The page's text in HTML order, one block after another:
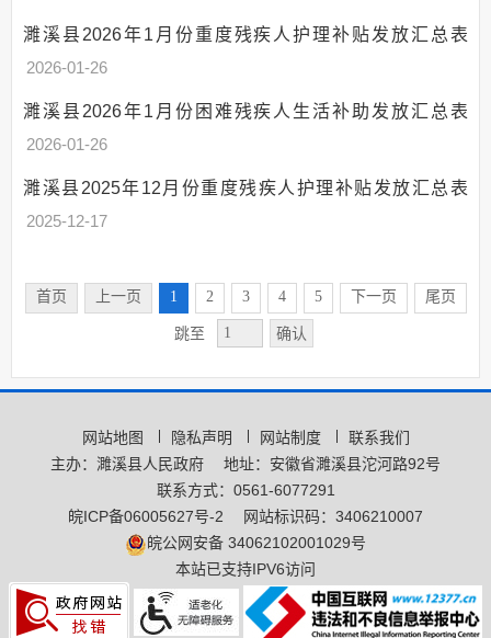
展规划
社会公益事业建设
濉溪县2026年1月份重度残疾人护理补贴发放汇总表
2026-01-26
濉溪县2026年1月份困难残疾人生活补助发放汇总表
2026-01-26
濉溪县2025年12月份重度残疾人护理补贴发放汇总表
2025-12-17
首页 上一页 1 2 3 4 5 下一页 尾页
跳至 确认
网站地图 隐私声明 网站制度
联系我们
主办：濉溪县人民政府
地址：安徽省濉溪县沱河路92号
联系方式：0561-6077291
皖ICP备06005627号-2
网站标识码：3406210007
皖公网安备 34062102001029号
本站已支持IPV6访问